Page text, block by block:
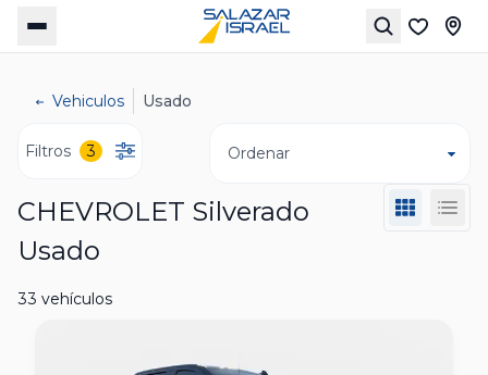
Vehiculos Usado
Filtros 3 Ordenar
CHEVROLET Silverado
Usado
33 vehículos